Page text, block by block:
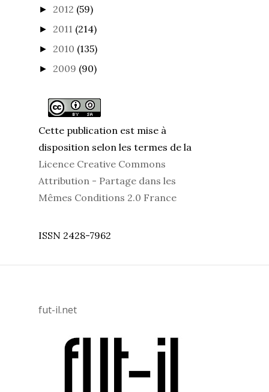
► 2012 (59)
► 2011 (214)
► 2010 (135)
► 2009 (90)
Cette publication est mise à
disposition selon les termes de la
Licence Creative Commons
Attribution - Partage dans les
Mêmes Conditions 2.0 France
ISSN 2428-7962
fut-il.net